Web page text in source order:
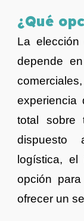
¿Qué
La elección
depende
experiencia
total sobre
dispuesto
logística, el
opción
ofrecer un